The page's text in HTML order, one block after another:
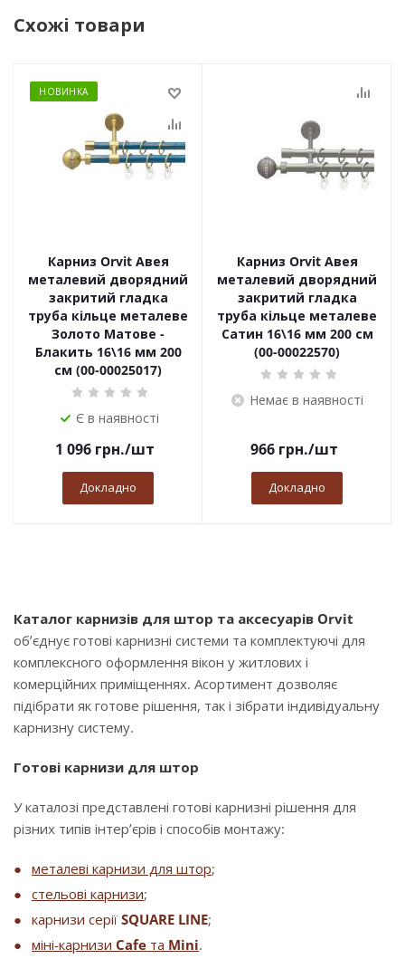
Схожі товари
НОВИНКА
Карниз Orvit Авея
металевий дворядний
закритий гладка
труба кільце металеве
Золото Матове -
Блакить 16\16 мм 200
см (00-00025017)
Є в наявності
1 096 грн./шт
Докладно
Карниз Orvit Авея
металевий дворядний
закритий гладка
труба кільце металеве
Сатин 16\16 мм 200 см
(00-00022570)
Немає в наявності
966грн./шт
Докладно
Каталог карнизів для штор та аксесуарів Orvit
об’єднує готові карнизні системи та комплектуючі для
комплексного оформлення вікон у житлових і
комерційних приміщеннях. Асортимент дозволяє
підібрати як готове рішення, так і зібрати індивідуальну
карнизну систему.
Готові карнизи для штор
У каталозі представлені готові карнизні рішення для
різних типів інтер’єрів і способів монтажу:
металеві карнизи для штор;
стельові карнизи;
карнизи серії SQUARE LINE;
міні-карнизи Cafe та Mini.